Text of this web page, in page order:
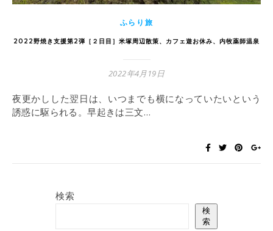
ふらり旅
2022野焼き支援第2弾［２日目］米塚周辺散策、カフェ遊お休み、内牧薬師温泉
2022年4月19日
夜更かしした翌日は、いつまでも横になっていたいという
誘惑に駆られる。早起きは三文…
検索
検
索